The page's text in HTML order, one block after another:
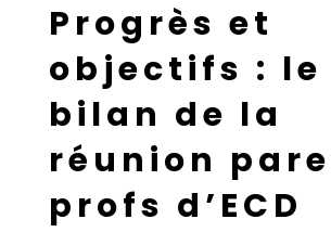
Progrès et
objectifs : le
bilan de la
réunion
profs d’ECD